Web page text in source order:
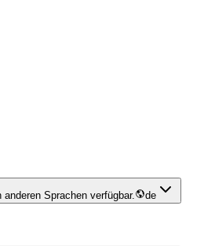
Sprachen verfügbar. de